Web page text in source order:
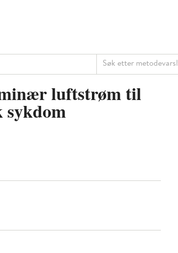
Søk etter metodevarsler
luftstrøm til
sykdom